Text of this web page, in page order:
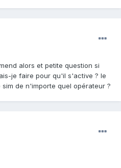
alors et petite question si
je faire pour qu'il s'active ? le
de n'importe quel opérateur ?